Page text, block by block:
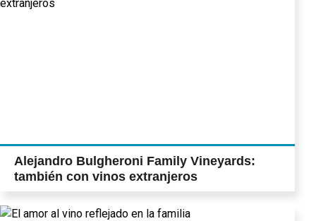
Alejandro Bulgheroni Family Vineyards:
también con vinos extranjeros